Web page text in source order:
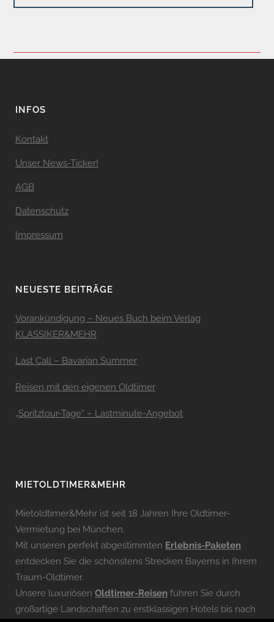
INFOS
Kontakt
Unser News-Ticker!
AGB
Datenschutz
Impressum
NEUESTE BEITRÄGE
Vorankündigung – Neues Buch beim Verlag
KLASSIKER&MEHR
Last Call – Bavarian Summer
Reisen mit den eigenen Oldtimer
„Spritztour-Tage“ – Lastminute-Angebot
MIETOLDTIMER&MEHR
Mietoldtimer&Mehr ist seit 18 Jahren Ihre Oldtimer-
Vermietung bei München.
Mit unseren perfekt abgestimmten Erlebnis-Paketen
entdecken Sie die schönstens Strecken Bayerns in Ihrem
Traum-Oldtimer.
Unsere luxuriösen Oldtimer-Reisen führen Sie durch
großartige Landschaften zu erstklassigen Hotels bis nach